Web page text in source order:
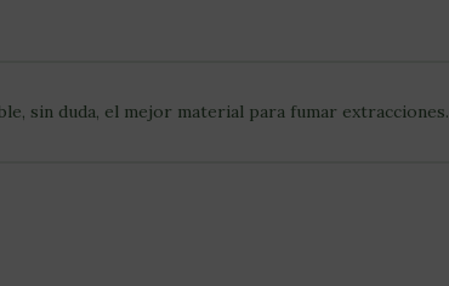
sin duda, el mejor material para fumar extracciones.